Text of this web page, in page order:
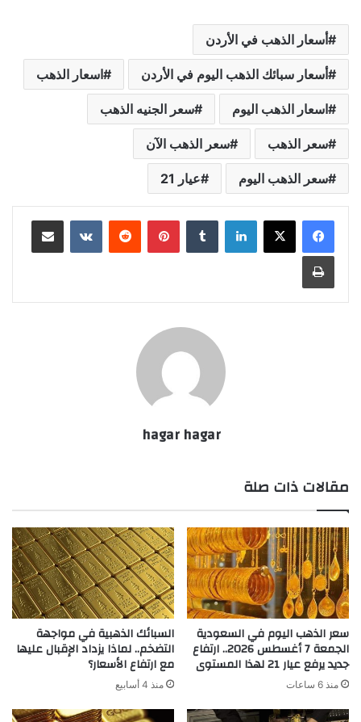
أسعار الذهب في الأردن
أسعار سبائك الذهب اليوم في الأردن اسعار الذهب
اسعار الذهب اليوم سعر الجنيه الذهب
سعر الذهب سعر الذهب الآن
سعر الذهب اليوم عيار 21
لينكدإن بينتيريست مشاركة عبر البريد
طباعة
hagar hagar
مقالات ذات صلة
سعر الذهب اليوم في السعودية
الجمعة 7 أغسطس 2026.. ارتفاع
جديد يرفع عيار 21 لهذا المستوى
منذ 6 ساعات
السبائك الذهبية في مواجهة
التضخم.. لماذا يزداد الإقبال عليها
مع ارتفاع الأسعار؟
منذ 4 أسابيع